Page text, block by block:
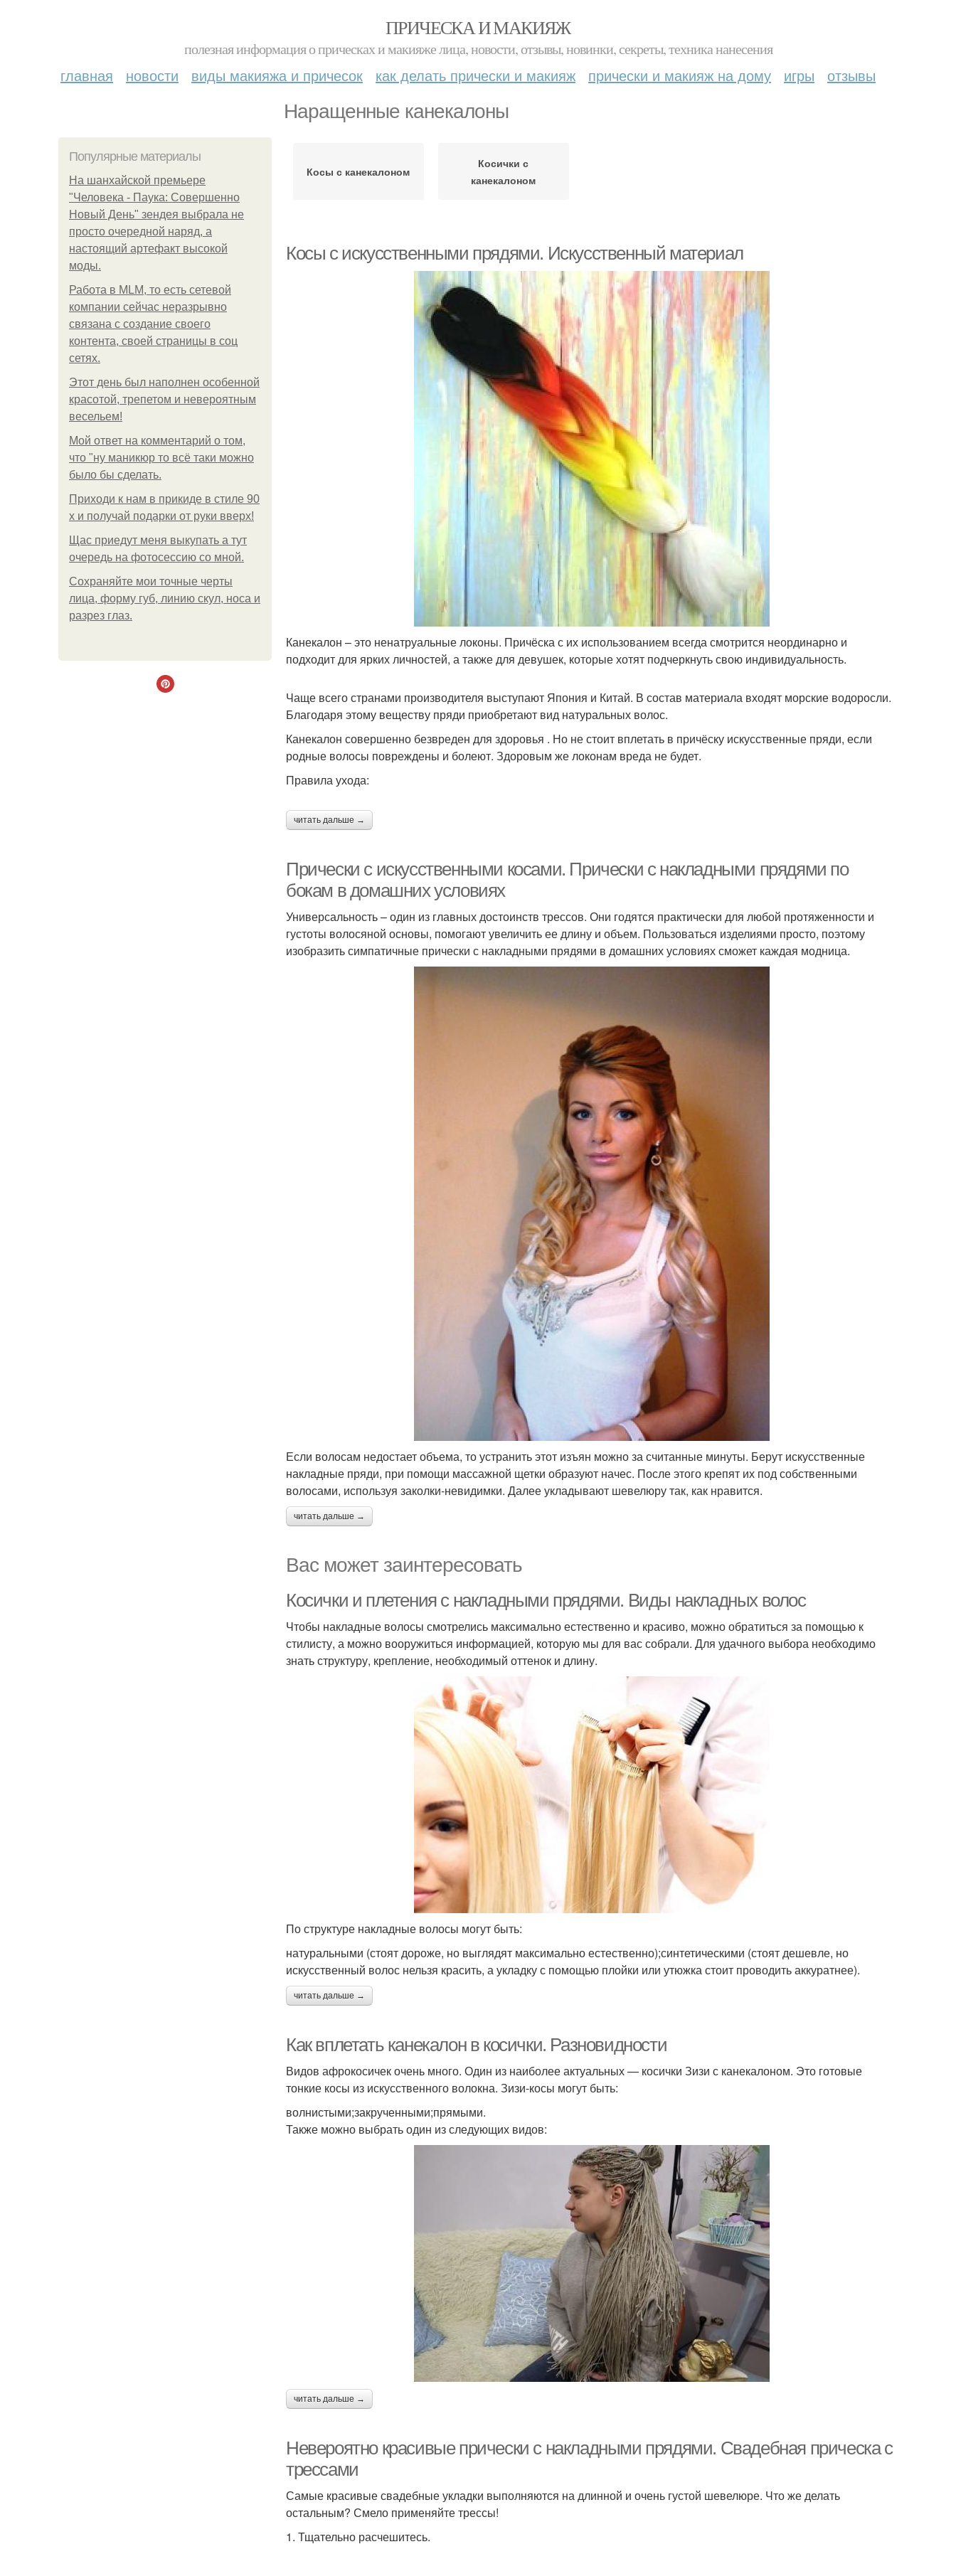
ПРИЧЕСКА И МАКИЯЖ
полезная информация о прическах и макияже лица, новости, отзывы, новинки, секреты, техника нанесения
главная новости виды макияжа и причесок как делать прически и макияж прически и макияж на дому игры отзывы
Наращенные канекалоны
Популярные материалы
На шанхайской премьере
"Человека - Паука: Совершенно
Новый День" зендея выбрала не
просто очередной наряд, а
настоящий артефакт высокой
моды.
Работа в MLM, то есть сетевой
компании сейчас неразрывно
связана с создание своего
контента, своей страницы в соц
сетях.
Этот день был наполнен особенной
красотой, трепетом и невероятным
весельем!
Мой ответ на комментарий о том,
что "ну маникюр то всё таки можно
было бы сделать.
Приходи к нам в прикиде в стиле 90
х и получай подарки от руки вверх!
Щас приедут меня выкупать а тут
очередь на фотосессию со мной.
Сохраняйте мои точные черты
лица, форму губ, линию скул, носа и
разрез глаз.
Косы с канекалоном
Косички с
канекалоном
Косы с искусственными прядями. Искусственный материал
Канекалон – это ненатруальные локоны. Причёска с их использованием всегда смотрится неординарно и
подходит для ярких личностей, а также для девушек, которые хотят подчеркнуть свою индивидуальность.
Чаще всего странами производителя выступают Япония и Китай. В состав материала входят морские водоросли.
Благодаря этому веществу пряди приобретают вид натуральных волос.
Канекалон совершенно безвреден для здоровья . Но не стоит вплетать в причёску искусственные пряди, если
родные волосы повреждены и болеют. Здоровым же локонам вреда не будет.
Правила ухода:
читать дальше →
Прически с искусственными косами. Прически с накладными прядями по
бокам в домашних условиях
Универсальность – один из главных достоинств трессов. Они годятся практически для любой протяженности и
густоты волосяной основы, помогают увеличить ее длину и объем. Пользоваться изделиями просто, поэтому
изобразить симпатичные прически с накладными прядями в домашних условиях сможет каждая модница.
Если волосам недостает объема, то устранить этот изъян можно за считанные минуты. Берут искусственные
накладные пряди, при помощи массажной щетки образуют начес. После этого крепят их под собственными
волосами, используя заколки-невидимки. Далее укладывают шевелюру так, как нравится.
читать дальше →
Вас может заинтересовать
Косички и плетения с накладными прядями. Виды накладных волос
Чтобы накладные волосы смотрелись максимально естественно и красиво, можно обратиться за помощью к
стилисту, а можно вооружиться информацией, которую мы для вас собрали. Для удачного выбора необходимо
знать структуру, крепление, необходимый оттенок и длину.
По структуре накладные волосы могут быть:
натуральными (стоят дороже, но выглядят максимально естественно);синтетическими (стоят дешевле, но
искусственный волос нельзя красить, а укладку с помощью плойки или утюжка стоит проводить аккуратнее).
читать дальше →
Как вплетать канекалон в косички. Разновидности
Видов афрокосичек очень много. Один из наиболее актуальных — косички Зизи с канекалоном. Это готовые
тонкие косы из искусственного волокна. Зизи-косы могут быть:
волнистыми;закрученными;прямыми.
Также можно выбрать один из следующих видов:
читать дальше →
Невероятно красивые прически с накладными прядями. Свадебная прическа с
трессами
Самые красивые свадебные укладки выполняются на длинной и очень густой шевелюре. Что же делать
остальным? Смело применяйте трессы!
1. Тщательно расчешитесь.